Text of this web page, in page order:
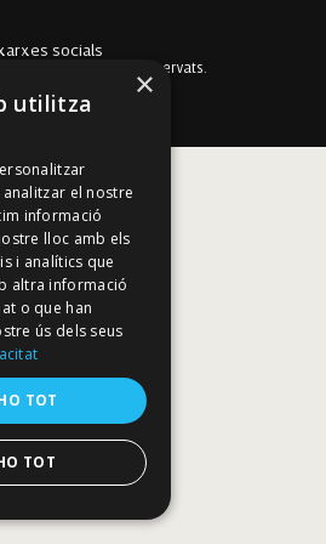
socials
Tots els drets reservats.
BESTALDE STUDIO
×
utilitza
el nostre
informació
lloc amb els
i analítics que
altra informació
o que han
ús dels seus
TOT
TOT